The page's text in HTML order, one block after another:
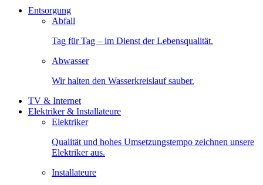
Entsorgung
Abfall
Tag für Tag – im Dienst der Lebensqualität.
Abwasser
Wir halten den Wasserkreislauf sauber.
TV & Internet
Elektriker & Installateure
Elektriker
Qualität und hohes Umsetzungstempo zeichnen unsere
Elektriker aus.
Installateure